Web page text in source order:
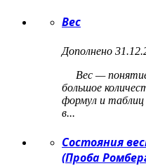
Вес
Дополнено
Вес — понятие
большое
формул и таблиц
в...
Состояния
(Проба